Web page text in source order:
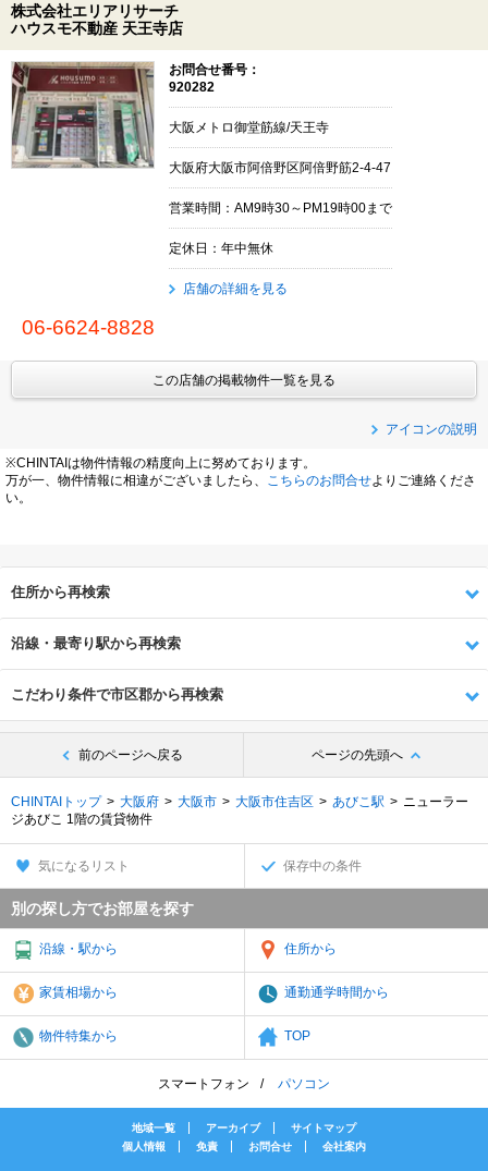
株式会社エリアリサーチ
ハウスモ不動産 天王寺店
お問合せ番号：
920282
大阪メトロ御堂筋線/天王寺
大阪府大阪市阿倍野区阿倍野筋2-4-47
営業時間：AM9時30～PM19時00まで
定休日：年中無休
店舗の詳細を見る
06-6624-8828
この店舗の掲載物件一覧を見る
アイコンの説明
※CHINTAIは物件情報の精度向上に努めております。
万が一、物件情報に相違がございましたら、
こちらのお問合せよりご連絡くださ
い。
住所から再検索
沿線・最寄り駅から再検索
こだわり条件で市区郡から再検索
前のページへ戻る ページの先頭へ
CHINTAIトップ 大阪府 大阪市 大阪市住吉区 あびこ駅
ニューラー
ジあびこ 1階の賃貸物件
気になるリスト 保存中の条件
別の探し方でお部屋を探す
沿線・駅から 住所から
家賃相場から 通勤通学時間から
物件特集から TOP
スマートフォン パソコン
地域一覧 アーカイブ
サイトマップ
個人情報
免責 お問合せ 会社案内